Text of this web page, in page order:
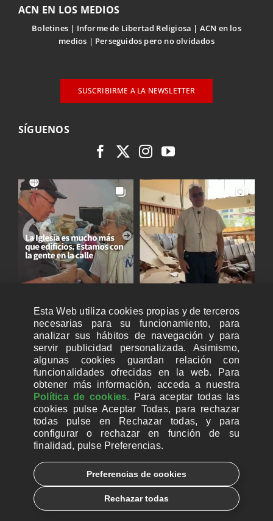
ACN EN LOS MEDIOS
Boletines Informe de Libertad Religiosa
ACN en los
medios
Perseguidos pero no olvidados
SUSCRIBIRME A LA NEWSLETTER
SÍGUENOS
CUENTAS BANCARIAS PARA DONAR
Esta Web utiliza cookies propias y de terceros
necesarias para su funcionamiento, para
analizar sus hábitos de navegación y para
servir publicidad personalizada. Asimismo,
algunas cookies guardan relación con
funcionalidades ofrecidas en la web. Para
obtener más información, acceda a nuestra
Política de cookies. Para aceptar todas las
cookies pulse Aceptar Todas, para rechazar
todas pulse en Rechazar todas, y para
configurar o rechazar en función de su
finalidad, pulse Preferencias.
Preferencias de cookies
Rechazar todas